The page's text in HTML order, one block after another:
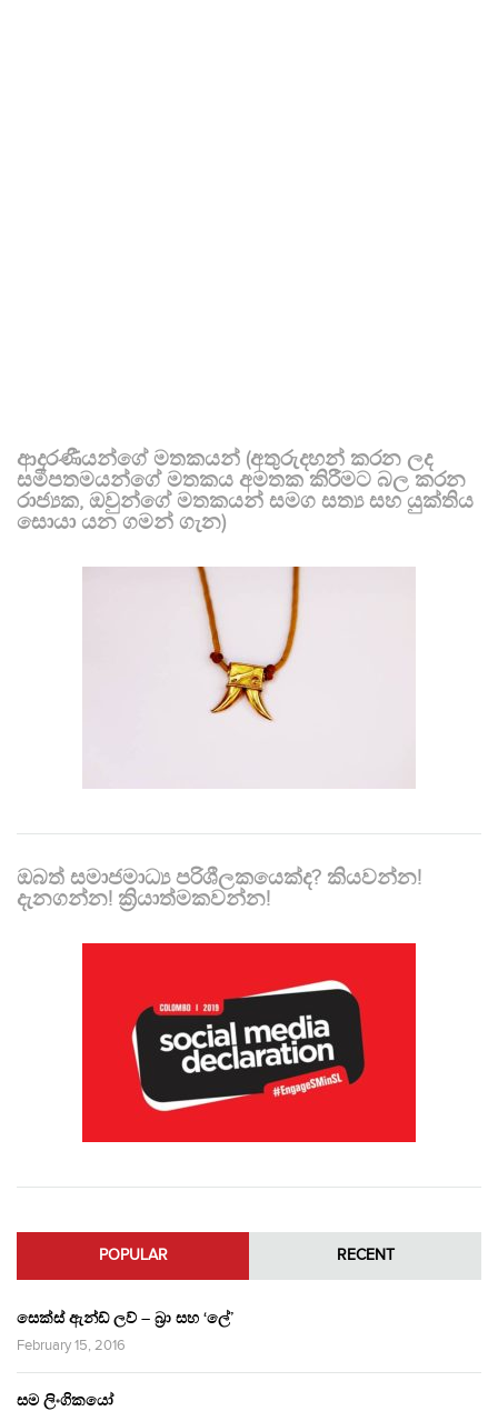
ආදරණීයන්ගේ මතකයන් (අතුරුදහන් කරන ලද
සමීපතමයන්ගේ මතකය අමතක කිරීමට බල කරන
රාජ්‍යක, ඔවුන්ගේ මතකයන් සමග සත්‍ය සහ යුක්තිය
සොයා යන ගමන් ගැන)
ඔබත් සමාජමාධ්‍ය පරිශීලකයෙක්ද? කියවන්න!
දැනගන්න! ක්‍රියාත්මකවන්න!
POPULAR RECENT
සෙක්ස් ඇන්ඩ් ලව් – බ්‍රා සහ ‘ලේ’
February 15, 2016
සම ලිංගිකයෝ